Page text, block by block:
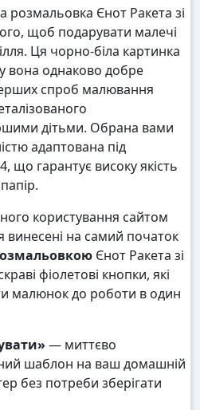
Єнот Ракета зі
щоб подарувати малечі
Ця чорно-біла картинка
вона однаково добре
спроб малювання
дітьми. Обрана вами
адаптована під
що гарантує високу якість
користування сайтом
винесені на самий початок
Єнот Ракета зі
фіолетові кнопки, які
малюнок до роботи в один
— миттєво
шаблон на ваш домашній
без потреби зберігати